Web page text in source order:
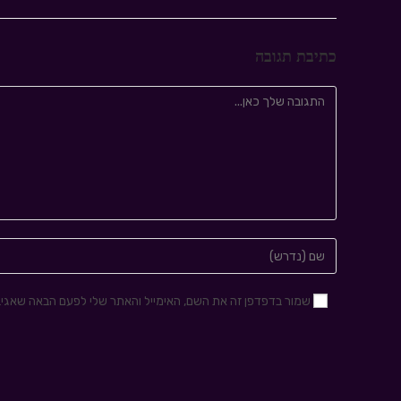
כתיבת תגובה
שמור בדפדפן זה את השם, האימייל והאתר שלי לפעם הבאה